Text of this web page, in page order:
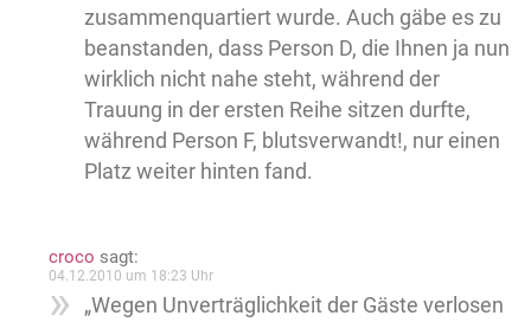
zusammenquartiert wurde. Auch gäbe es zu
beanstanden, dass Person D, die Ihnen ja nun
wirklich nicht nahe steht, während der
Trauung in der ersten Reihe sitzen durfte,
während Person F, blutsverwandt!, nur einen
Platz weiter hinten fand.
croco sagt:
04.12.2010 um 18:23 Uhr
„Wegen Unverträglichkeit der Gäste verlosen